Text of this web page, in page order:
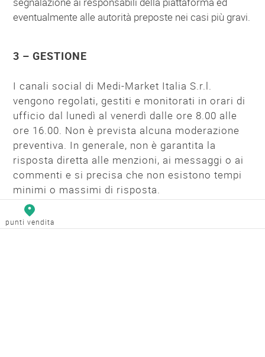
punti vendita
eventualmente alle autorità preposte nei casi più gravi.
3 – GESTIONE
I canali social di Medi-Market Italia S.r.l.
vengono regolati, gestiti e monitorati in orari di
ufficio dal lunedì al venerdì dalle ore 8.00 alle
ore 16.00. Non è prevista alcuna moderazione
preventiva. In generale, non è garantita la
risposta diretta alle menzioni, ai messaggi o ai
commenti e si precisa che non esistono tempi
minimi o massimi di risposta.
In ogni caso Medi-Market Italia S.r.l. non
risponde a quesiti o richieste personali